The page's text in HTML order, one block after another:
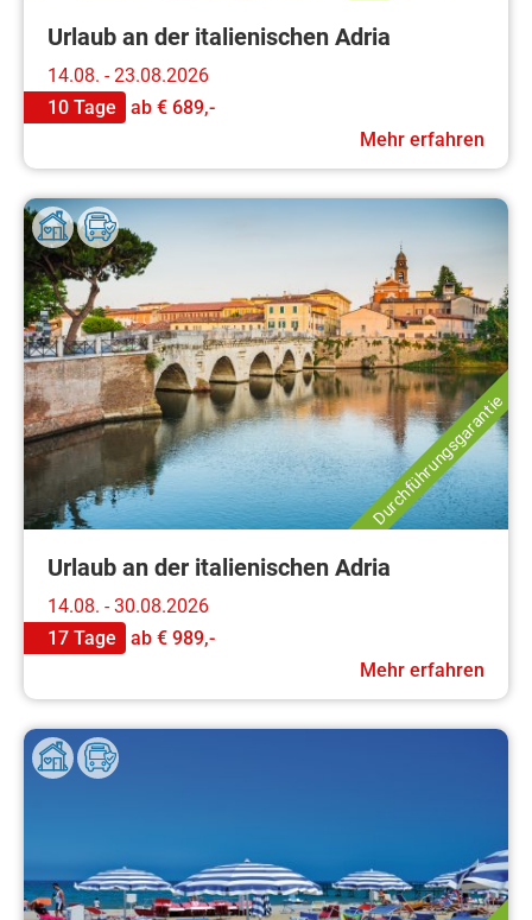
Urlaub an der italienischen Adria
14.08. - 23.08.2026
10 Tage
ab € 689,-
Mehr erfahren
Durchführungsgarantie
Urlaub an der italienischen Adria
14.08. - 30.08.2026
17 Tage
ab € 989,-
Mehr erfahren